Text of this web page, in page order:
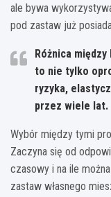
ale bywa
pod zastaw już
Różnica
to nie tylko
ryzyka,
przez wiele lat.
Wybór między tymi
Zaczyna się od
czasowy i na ile
zastaw własnego